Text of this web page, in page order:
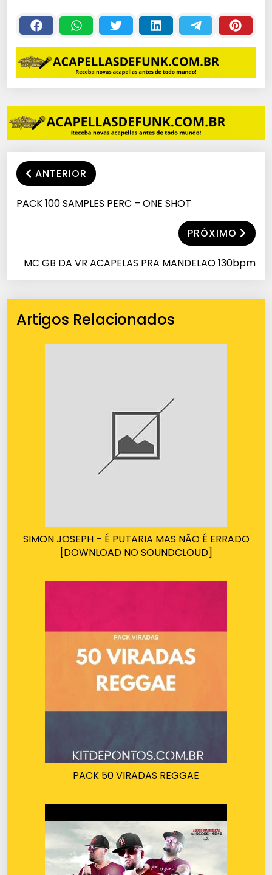
ANTERIOR
PACK 100 SAMPLES PERC – ONE SHOT
PRÓXIMO
MC GB DA VR ACAPELAS PRA MANDELAO 130bpm
Artigos Relacionados
SIMON JOSEPH – É PUTARIA MAS NÃO É ERRADO
[DOWNLOAD NO SOUNDCLOUD]
PACK 50 VIRADAS REGGAE